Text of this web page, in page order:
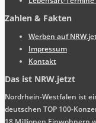
Zahlen & Fakten
Werben auf
Impressum
Kontakt
Das ist NRW.jetzt
Nordrhein-Westfalen ist
deutschen TOP 100-